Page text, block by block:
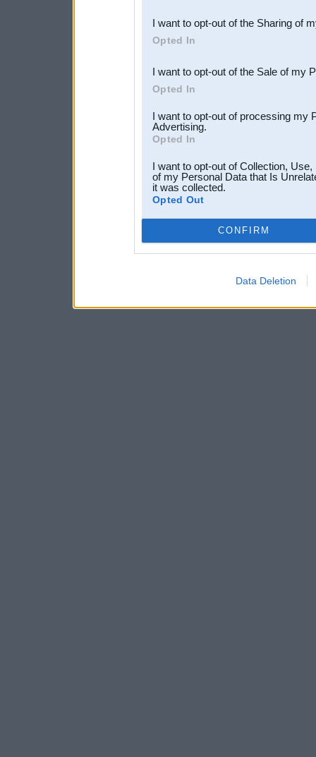
Downstream Participants
third parties.
I want to opt-out of the Sharing of
Opted In
I want to opt-out of the Sale of my
Opted In
I want to opt-out of processing my
Advertising.
Opted In
I want to opt-out of Collection,
of my Personal Data that Is
it was collected.
Opted Out
CONFIRM
Data Deletion